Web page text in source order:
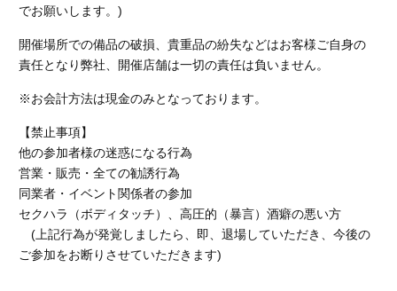
でお願いします。)
開催場所での備品の破損、貴重品の紛失などはお客様ご自身の
責任となり弊社、開催店舗は一切の責任は負いません。
※お会計方法は現金のみとなっております。
【禁止事項】
他の参加者様の迷惑になる行為
営業・販売・全ての勧誘行為
同業者・イベント関係者の参加
セクハラ（ボディタッチ）、高圧的（暴言）酒癖の悪い方
(上記行為が発覚しましたら、即、退場していただき、今後の
ご参加をお断りさせていただきます)